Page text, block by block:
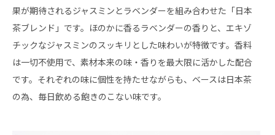
果が期待されるジャスミンとラベンダーを組み合わせた「日本
茶ブレンド」です。ほのかに香るラベンダーの香りと、エキゾ
チックなジャスミンのスッキリとした味わいが特徴です。香料
は一切不使用で、素材本来の味・香りを最大限に活かした配合
です。それぞれの味に個性を持たせながらも、ベースは日本茶
の為、毎日飲める飽きのこない味です。